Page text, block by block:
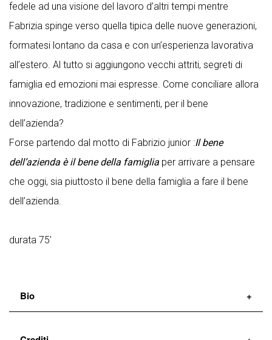
fedele ad una visione del lavoro d’altri tempi mentre
Fabrizia spinge verso quella tipica delle nuove generazioni,
formatesi lontano da casa e con un’esperienza lavorativa
all’estero. Al tutto si aggiungono vecchi attriti, segreti di
famiglia ed emozioni mai espresse. Come conciliare allora
innovazione, tradizione e sentimenti, per il bene
dell’azienda?
Forse partendo dal motto di Fabrizio junior :Il bene
dell’azienda è il bene della famiglia per arrivare a pensare
che oggi, sia piuttosto il bene della famiglia a fare il bene
dell’azienda.
durata 75'
Bio
Antonella Questa